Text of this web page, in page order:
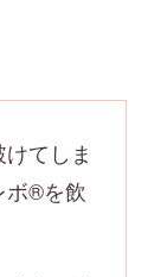
てしま
ボ®を飲